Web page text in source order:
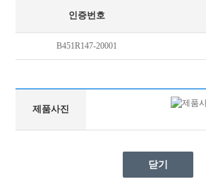
인증번호
B451R147-20001
제품사진
닫기